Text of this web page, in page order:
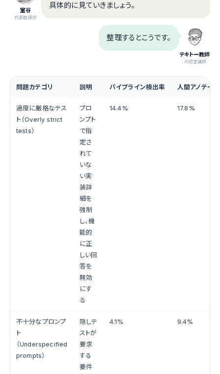
室谷
代表取締役
具体的に見ていきましょう。
テキトー教師
.AI認定講師
整理するとこうです。
問題カテゴリ 説明 パイプライン検出率 人間アノテー
過度に厳格なテス
ト（Overly strict
tests）
プロ
ンプト
で指
定さ
れて
いな
い実
装詳
細を
強制
し、機
能的
に正
しい回
答を
無効
にす
る
14.4% 17.8%
不十分なプロンプ
ト
（Underspecified
prompts）
隠しテ
ストが
要求
する
要件
4.1% 9.4%